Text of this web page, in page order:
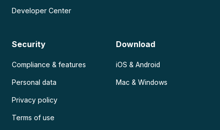
Developer Center
Security
Compliance & features
Personal data
Privacy policy
Terms of use
Download
iOS & Android
Mac & Windows